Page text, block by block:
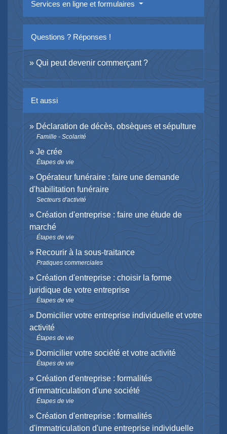
Services en ligne et formulaires
Questions ? Réponses !
Qui peut devenir commerçant ?
Et aussi
Déclaration de décès, obsèques et sépulture
Famille - Scolarité
Je crée
Étapes de vie
Opérateur funéraire : faire une demande
d'habilitation funéraire
Secteurs d'activité
Création d'entreprise : faire une étude de
marché
Étapes de vie
Recourir à la sous-traitance
Pratiques commerciales
Création d'entreprise : choisir la forme
juridique de votre entreprise
Étapes de vie
Domicilier votre entreprise individuelle et votre
activité
Étapes de vie
Domicilier votre société et votre activité
Étapes de vie
Création d'entreprise : formalités
d'immatriculation d'une société
Étapes de vie
Création d'entreprise : formalités
d'immatriculation d'une entreprise individuelle